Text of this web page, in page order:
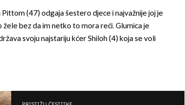
(47) odgaja šestero djece i najvažnije joj je
žele bez da im netko to mora reći. Glumica je
svoju najstariju kćer Shiloh (4) koja se voli